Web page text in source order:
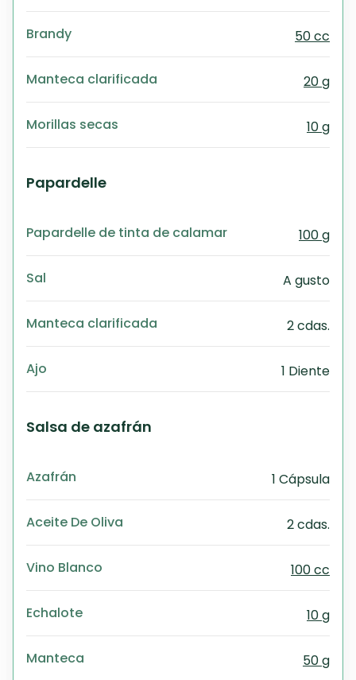
Brandy 50 cc
Manteca clarificada 20 g
Morillas secas 10 g
Papardelle
Papardelle de tinta de calamar 100 g
Sal A gusto
Manteca clarificada 2 cdas.
Ajo 1 Diente
Salsa de azafrán
Azafrán 1 Cápsula
Aceite De Oliva 2 cdas.
Vino Blanco 100 cc
Echalote 10 g
Manteca 50 g